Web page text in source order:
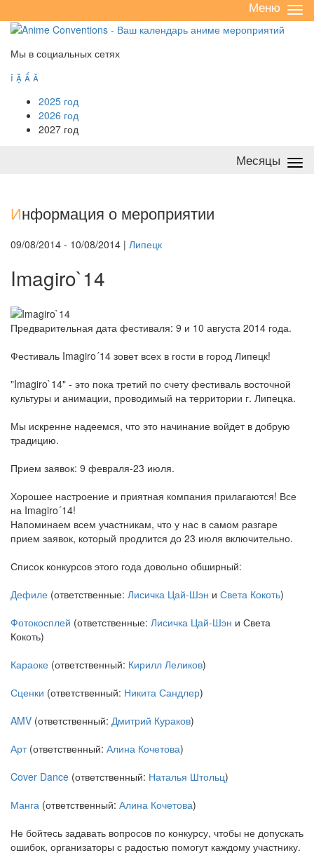
/
Меню
Мы в социальных сетях
   
2025 год
2026 год
2027 год
Месяцы
Информация о мероприятии
09/08/2014 - 10/08/2014 | Липецк
Imagiro`14
Предварительная дата фестиваля: 9 и 10 августа 2014 года.
Фестиваль Imagiro´14 зовет всех в гости в город Липецк!
"Imagiro`14" - это пока третий по счету фестиваль восточной
культуры и анимации, проводимый на территории г. Липецка.
Мы искренне надеемся, что это начинание войдет в добрую
традицию.
Прием заявок: 9 февраля-23 июля.
Хорошее настроение и приятная компания прилагаются! Все
на Imagiro´14!
Напоминаем всем участникам, что у нас в самом разгаре
прием заявок, который продлится до 23 июля включительно.
Список конкурсов этого года довольно обширный:
Дефиле (ответственные: Лисичка Цай-Шэн и Света Кокоть)
Фотокосплей (ответственные: Лисичка Цай-Шэн и Света
Кокоть)
Караоке (ответственный: Кирилл Леликов)
Сценки (ответственный: Никита Сандлер)
AMV (ответственный: Дмитрий Кураков)
Арт(ответственный: Алина Кочетова)
Cover Dance (ответственный: Наталья Штольц)
Манга (ответственный: Алина Кочетова)
Не бойтесь задавать вопросов по конкурсу, чтобы не допускать
ошибок, организаторы с радостью помогут каждому участнику.